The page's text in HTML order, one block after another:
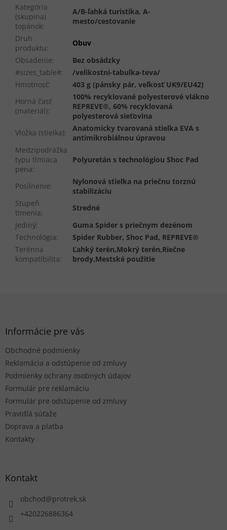
Kategória
(skupina)
topánok:
A/B-ľahká turistika, A-
mesto/cestovanie
Druh
produktu:
Obuv
Obsadenie:
Bez obsádzky
#sizes_table#:
/velikostni-tabulka-teva/
Hmotnosť:
403 g (pánsky pár, veľkosť UK9/EU42)
Horná časť
(materiál):
100% recyklované polyesterové vlákno
REPREVE®, 60% recyklovaná
polyesterová sieťovina
Vložka (stielka):
Anatomicky tvarovaná stielka EVA s
antimikrobiálnou úpravou
Medzipodrážka
typu tlmiaca
pena:
Polyuretán s technológiou Shoc Pad
Posilnenie:
Nylonová stielka na priečnu torznú
stabilizáciu
Stupeň
tlmenia:
Stredné
Jediný:
Guma Spider s priečnym dezénom
Technológia:
Spider Rubber, Shoc Pad, REPREVE®
Terénna
kompatibilita:
Ľahký terén,Mokrý terén,Riečne
brody,Mestské použitie
Informácie pre vás
Obchodné podmienky
Reklamácia a odstúpenie od zmluvy
Podmienky ochrany osobných údajov
Formulár pre reklamáciu
Formulár pre odstúpenie od zmluvy
Pravidlá súťaže
Doprava a platba
Kontakty
Kontakt
obchod@protrek.sk
+420226886364